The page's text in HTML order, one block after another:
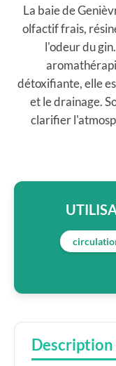
La baie de
olfactif frais,
l'odeur du
détoxifiante, elle
et le drainage.
clarifier